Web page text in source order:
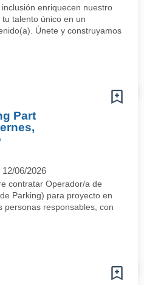
enriquecen nuestro
talento único en un
Únete y construyamos
Part
12/06/2026
contratar Operador/a de
Parking) para proyecto en
personas responsables, con